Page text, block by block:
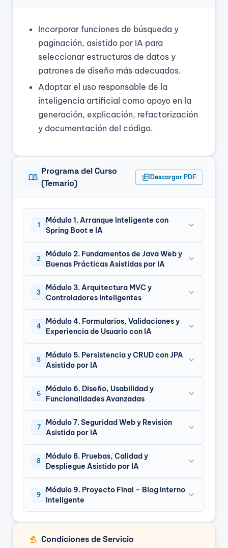
Incorporar funciones de búsqueda y
paginación, asistido por IA para
seleccionar estructuras de datos y
patrones de diseño más adecuados.
Adoptar el uso responsable de la
inteligencia artificial como apoyo en la
generación, explicación, refactorización
y documentación del código.
menu_book
Programa del Curso
(Temario)
picture_as_pdf Descargar PDF
1
Módulo 1. Arranque Inteligente con
Spring Boot e IA
expand_more
2
Módulo 2. Fundamentos de Java Web y
Buenas Prácticas Asistidas por IA
expand_more
3
Módulo 3. Arquitectura MVC y
Controladores Inteligentes
expand_more
4
Módulo 4. Formularios, Validaciones y
Experiencia de Usuario con IA
expand_more
5
Módulo 5. Persistencia y CRUD con JPA
Asistido por IA
expand_more
6
Módulo 6. Diseño, Usabilidad y
Funcionalidades Avanzadas
expand_more
7
Módulo 7. Seguridad Web y Revisión
Asistida por IA
expand_more
8
Módulo 8. Pruebas, Calidad y
Despliegue Asistido por IA
expand_more
9
Módulo 9. Proyecto Final – Blog Interno
Inteligente
expand_more
gavel Condiciones de Servicio